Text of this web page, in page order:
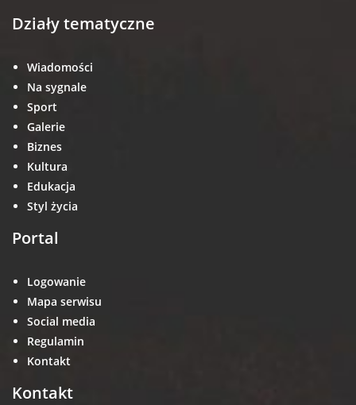
Działy tematyczne
Wiadomości
Na sygnale
Sport
Galerie
Biznes
Kultura
Edukacja
Styl życia
Portal
Logowanie
Mapa serwisu
Social media
Regulamin
Kontakt
Kontakt